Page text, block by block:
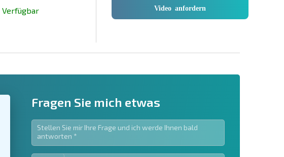
Verfügbar Video anfordern
Fragen Sie mich etwas